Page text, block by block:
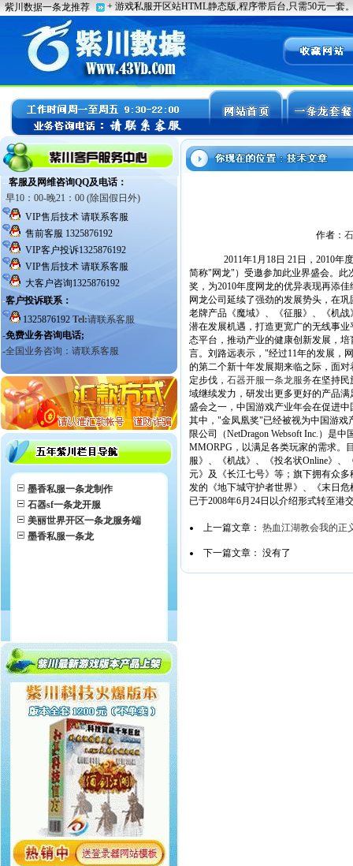
墨香私服一条龙制作
石器sf一条龙开服
美丽世界开区一条龙服务端
墨香私服一条龙
作者：
2011年1月18日 21日，2010年
简称"网龙"）受邀参加此业界盛会。此
奖，为2010年度网龙的优异表现再添
网龙公司延续了强劲的发展势头，在
老牌产品《魔域》、《征服》、《机
潜在发展机遇，打造更宽广的无线事
态平台，推动产业的健康创新发展，
言。刘路远表示，"经过11年的发展，
的第二个新十年发展期来临之际，面
定步伐， 石器开服一条龙服务在坚持民
域继续发力，研发出更多更好的产品
盛会之一，中国游戏产业年会在促进
其中，"金凤凰奖"已经被视为中国游
限公司（NetDragon Websoft Inc.）是
MMORPG，以满足各类玩家的需求。
服》、《机战》、《投名状Online》、
元》及《长江七号》等；旗下拥有众
发的《地下城守护者世界》、《末日
已于2008年6月24日以介绍形式转至港
上一篇文章： 热血江湖教会我的正
下一篇文章： 没有了